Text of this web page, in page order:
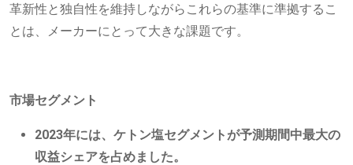
革新性と独自性を維持しながらこれらの基準に準拠するこ
とは、メーカーにとって大きな課題です。
市場セグメント
2023年には、ケトン塩セグメントが予測期間中最大の
収益シェアを占めました。